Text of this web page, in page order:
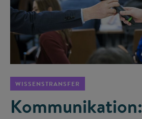
WISSENSTRANSFER
Kommunikation: